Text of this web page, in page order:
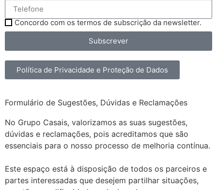
Concordo com os termos de subscrição da newsletter.
Subscrever
Política de Privacidade e Proteção de Dados
Formulário de Sugestões, Dúvidas e Reclamações
No Grupo Casais, valorizamos as suas sugestões,
dúvidas e reclamações, pois acreditamos que são
essenciais para o nosso processo de melhoria contínua.
Este espaço está à disposição de todos os parceiros e
partes interessadas que desejem partilhar situações,